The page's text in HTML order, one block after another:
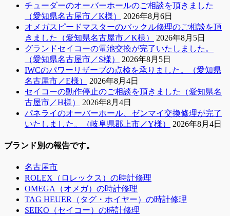
チューダーのオーバーホールのご相談を頂きました
（愛知県名古屋市／K様）
2026年8月6日
オメガスピードマスターのバックル修理のご相談を頂
きました（愛知県名古屋市／K様）
2026年8月5日
グランドセイコーの電池交換が完了いたしました。
（愛知県名古屋市／S様）
2026年8月5日
IWCのパワーリザーブの点検を承りました。（愛知県
名古屋市／E様）
2026年8月4日
セイコーの動作停止のご相談を頂きました（愛知県名
古屋市／H様）
2026年8月4日
パネライのオーバーホール、ゼンマイ交換修理が完了
いたしました。（岐阜県郡上市／Y様）
2026年8月4日
ブランド別の報告です。
名古屋市
ROLEX（ロレックス）の時計修理
OMEGA（オメガ）の時計修理
TAG HEUER（タグ・ホイヤー）の時計修理
SEIKO（セイコー）の時計修理